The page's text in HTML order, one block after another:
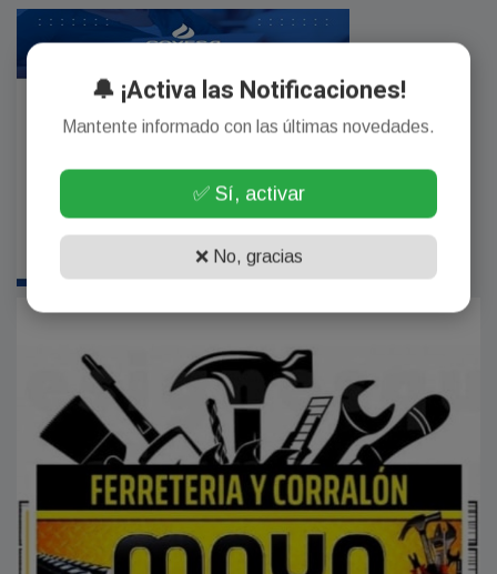
🔔 ¡Activa las Notificaciones!
Mantente informado con las últimas novedades.
✅ Sí, activar
❌ No, gracias